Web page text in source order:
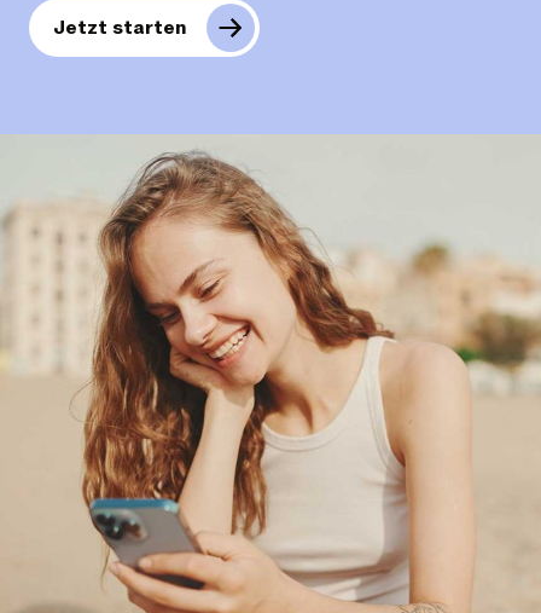
Jetzt starten